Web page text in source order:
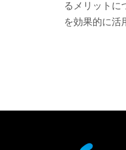
るメリットに
を効果的に活